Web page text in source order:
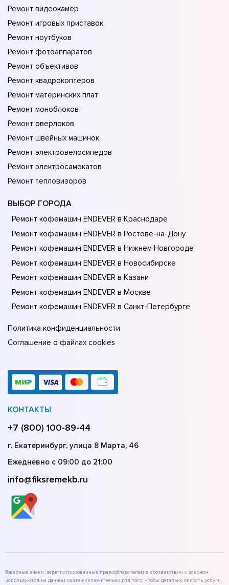
Ремонт видеокамер
Ремонт игровых приставок
Ремонт ноутбуков
Ремонт фотоаппаратов
Ремонт объективов
Ремонт квадрокоптеров
Ремонт материнских плат
Ремонт моноблоков
Ремонт оверлоков
Ремонт швейных машинок
Ремонт электровелосипедов
Ремонт электросамокатов
Ремонт тепловизоров
ВЫБОР ГОРОДА
Ремонт кофемашин ENDEVER в Краснодаре
Ремонт кофемашин ENDEVER в Ростове-на-Донy
Ремонт кофемашин ENDEVER в Нижнем Новгороде
Ремонт кофемашин ENDEVER в Новосибирске
Ремонт кофемашин ENDEVER в Казани
Ремонт кофемашин ENDEVER в Москве
Ремонт кофемашин ENDEVER в Санкт-Петербурге
Политика конфиденциальности
Соглашение о файлах cookies
КОНТАКТЫ
+7 (800) 100-89-44
г. Екатеринбург, улица 8 Марта, 46
Ежедневно с 09:00 до 21:00
info@fiksremekb.ru
Товарные знаки, зарегистрированные правообладателем в соответствии с законом,
используются на данном сайте исключительно для того, чтобы детально описать услуги,